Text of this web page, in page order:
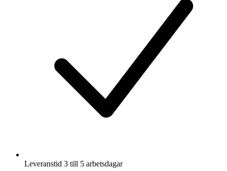
Leveranstid 3 till 5 arbetsdagar